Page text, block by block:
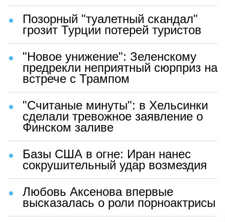
Позорный "туалетный скандал"
грозит Турции потерей туристов
"Новое унижение": Зеленскому
предрекли неприятный сюрприз на
встрече с Трампом
"Считаные минуты": в Хельсинки
сделали тревожное заявление о
Финском заливе
Базы США в огне: Иран нанес
сокрушительный удар возмездия
Любовь Аксенова впервые
высказалась о роли порноактрисы